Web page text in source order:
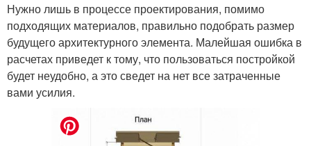
Нужно лишь в процессе проектирования, помимо
подходящих материалов, правильно подобрать размер
будущего архитектурного элемента. Малейшая ошибка в
расчетах приведет к тому, что пользоваться постройкой
будет неудобно, а это сведет на нет все затраченные
вами усилия.